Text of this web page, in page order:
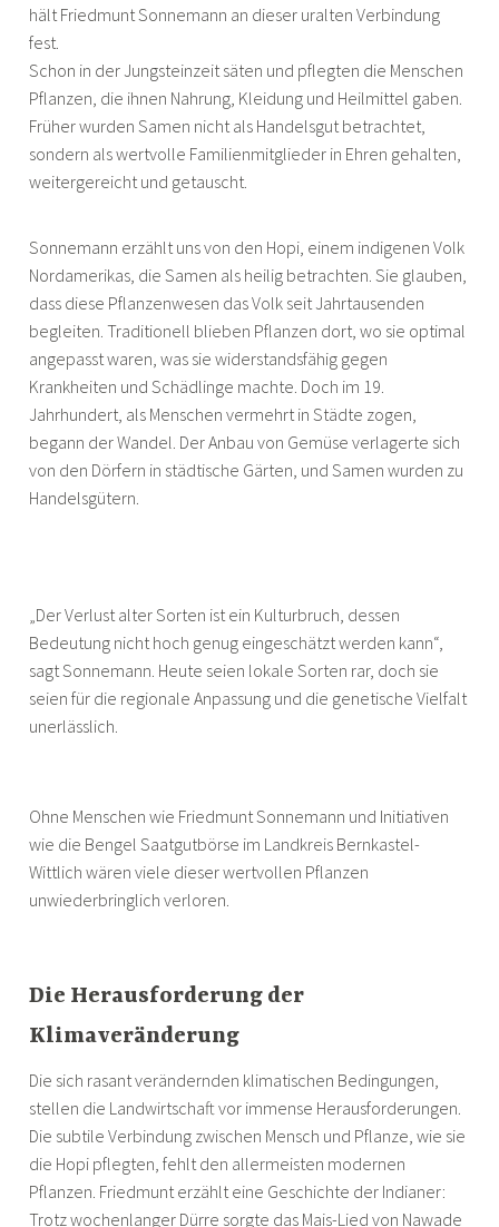
hält Friedmunt Sonnemann an dieser uralten Verbindung
fest.
Schon in der Jungsteinzeit säten und pflegten die Menschen
Pflanzen, die ihnen Nahrung, Kleidung und Heilmittel gaben.
Früher wurden Samen nicht als Handelsgut betrachtet,
sondern als wertvolle Familienmitglieder in Ehren gehalten,
weitergereicht und getauscht.
Sonnemann erzählt uns von den Hopi, einem indigenen Volk
Nordamerikas, die Samen als heilig betrachten. Sie glauben,
dass diese Pflanzenwesen das Volk seit Jahrtausenden
begleiten. Traditionell blieben Pflanzen dort, wo sie optimal
angepasst waren, was sie widerstandsfähig gegen
Krankheiten und Schädlinge machte. Doch im 19.
Jahrhundert, als Menschen vermehrt in Städte zogen,
begann der Wandel. Der Anbau von Gemüse verlagerte sich
von den Dörfern in städtische Gärten, und Samen wurden zu
Handelsgütern.
„Der Verlust alter Sorten ist ein Kulturbruch, dessen
Bedeutung nicht hoch genug eingeschätzt werden kann“,
sagt Sonnemann. Heute seien lokale Sorten rar, doch sie
seien für die regionale Anpassung und die genetische Vielfalt
unerlässlich.
Ohne Menschen wie Friedmunt Sonnemann und Initiativen
wie die Bengel Saatgutbörse im Landkreis Bernkastel-
Wittlich wären viele dieser wertvollen Pflanzen
unwiederbringlich verloren.
Die Herausforderung der
Klimaveränderung
Die sich rasant verändernden klimatischen Bedingungen,
stellen die Landwirtschaft vor immense Herausforderungen.
Die subtile Verbindung zwischen Mensch und Pflanze, wie sie
die Hopi pflegten, fehlt den allermeisten modernen
Pflanzen. Friedmunt erzählt eine Geschichte der Indianer:
Trotz wochenlanger Dürre sorgte das Mais-Lied von Nawade